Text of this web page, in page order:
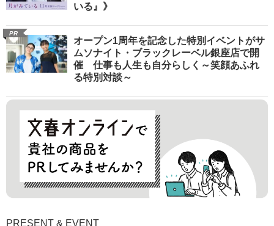
いる』》
PR
オープン1周年を記念した特別イベントがサ
ムソナイト・ブラックレーベル銀座店で開
催 仕事も人生も自分らしく～笑顔あふれ
る特別対談～
PRESENT & EVENT